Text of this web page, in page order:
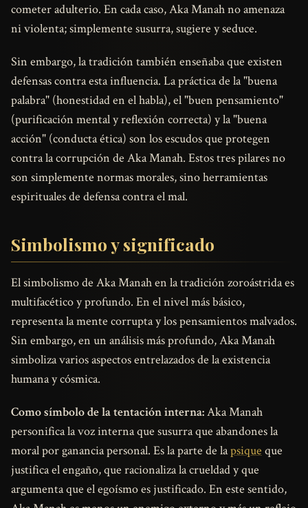
cometer adulterio. En cada caso, Aka Manah no amenaza
ni violenta; simplemente susurra, sugiere y seduce.
Sin embargo, la tradición también enseñaba que existen
defensas contra esta influencia. La práctica de la "buena
palabra" (honestidad en el habla), el "buen pensamiento"
(purificación mental y reflexión correcta) y la "buena
acción" (conducta ética) son los escudos que protegen
contra la corrupción de Aka Manah. Estos tres pilares no
son simplemente normas morales, sino herramientas
espirituales de defensa contra el mal.
Simbolismo y significado
El simbolismo de Aka Manah en la tradición zoroástrida es
multifacético y profundo. En el nivel más básico,
representa la mente corrupta y los pensamientos malvados.
Sin embargo, en un análisis más profundo, Aka Manah
simboliza varios aspectos entrelazados de la existencia
humana y cósmica.
Como símbolo de la tentación interna:Aka Manah
personifica la voz interna que susurra que abandones la
moral por ganancia personal. Es la parte de lapsique que
justifica el engaño, que racionaliza la crueldad y que
argumenta que el egoísmo es justificado. En este sentido,